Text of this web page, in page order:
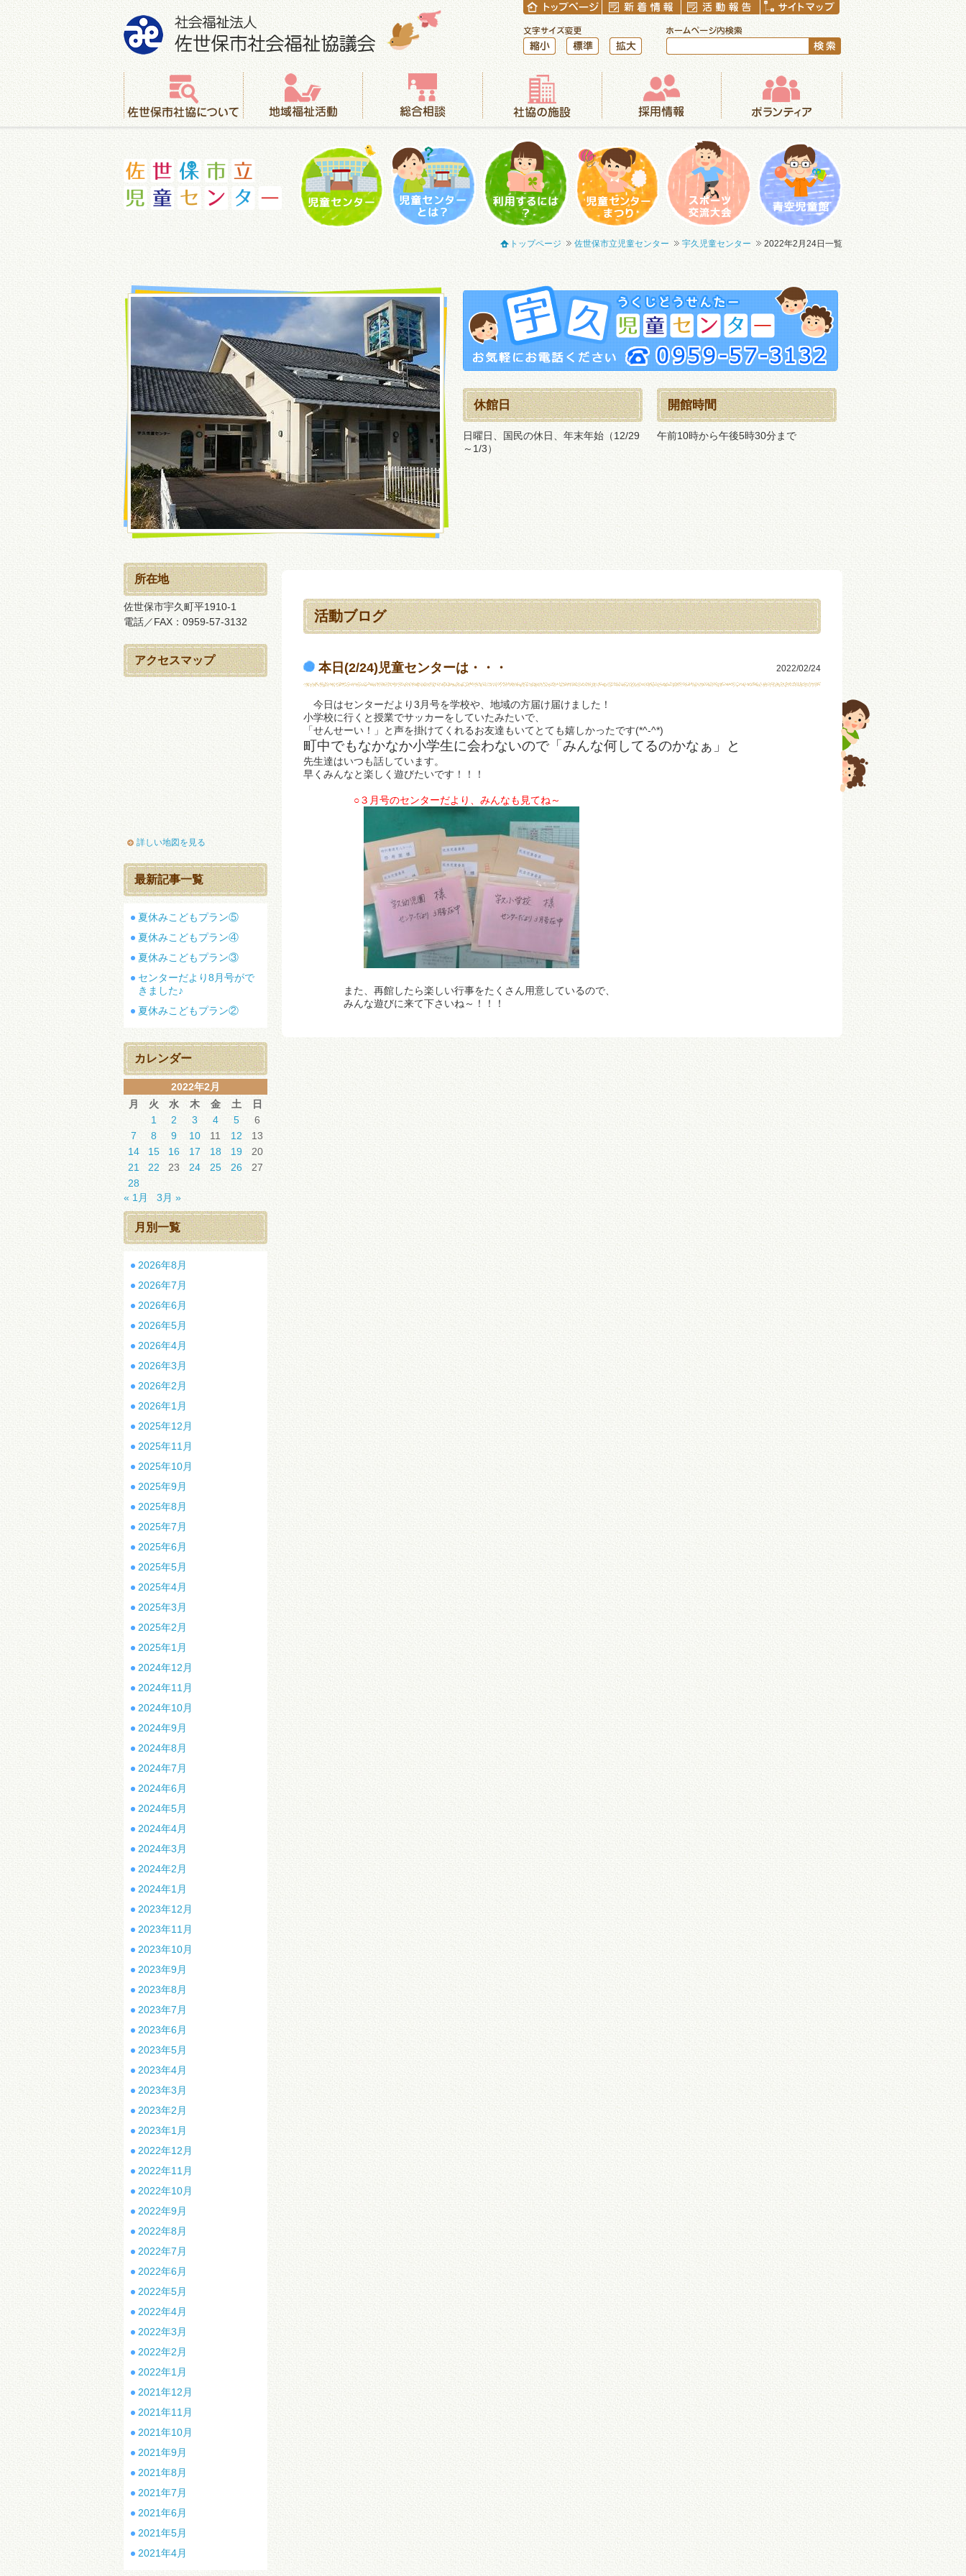
社会福祉法人 佐世保市社会福祉協議会
縮小 標準
佐世保市社協について 地域福祉活動 総合相談 社協の施設 採用情報 ボランティア
トップページ
佐世保市立児童センター 宇久児童センター 2022年2月24日一覧
休館日
日曜日、国民の休日、年末年始（12/29
～1/3）
開館時間
午前10時から午後5時30分まで
活動ブログ
本日(2/24)児童センターは・・・ 2022/02/24
今日はセンターだより3月号を学校や、地域の方届け届けました！
小学校に行くと授業でサッカーをしていたみたいで、
「せんせーい！」と声を掛けてくれるお友達もいてとても嬉しかったです(*^-^*)
町中でもなかなか小学生に会わないので「みんな何してるのかなぁ」と
先生達はいつも話しています。
早くみんなと楽しく遊びたいです！！！
○３月号のセンターだより、みんなも見てね～
また、再館したら楽しい行事をたくさん用意しているので、
みんな遊びに来て下さいね～！！！
所在地
佐世保市宇久町平1910-1
電話／FAX：0959-57-3132
アクセスマップ
詳しい地図を見る
最新記事一覧
夏休みこどもプラン⑤
夏休みこどもプラン④
夏休みこどもプラン③
センターだより8月号がで
きました♪
夏休みこどもプラン②
カレンダー
2022年2月
月
火 水 木 金 土
日
1
2 3 4 5
6
7
8 9 10 11 12
13
14
15 16 17 18 19
20
21
22 23 24 25 26
27
28
« 1月
3月 »
月別一覧
2026年8月
2026年7月
2026年6月
2026年5月
2026年4月
2026年3月
2026年2月
2026年1月
2025年12月
2025年11月
2025年10月
2025年9月
2025年8月
2025年7月
2025年6月
2025年5月
2025年4月
2025年3月
2025年2月
2025年1月
2024年12月
2024年11月
2024年10月
2024年9月
2024年8月
2024年7月
2024年6月
2024年5月
2024年4月
2024年3月
2024年2月
2024年1月
2023年12月
2023年11月
2023年10月
2023年9月
2023年8月
2023年7月
2023年6月
2023年5月
2023年4月
2023年3月
2023年2月
2023年1月
2022年12月
2022年11月
2022年10月
2022年9月
2022年8月
2022年7月
2022年6月
2022年5月
2022年4月
2022年3月
2022年2月
2022年1月
2021年12月
2021年11月
2021年10月
2021年9月
2021年8月
2021年7月
2021年6月
2021年5月
2021年4月